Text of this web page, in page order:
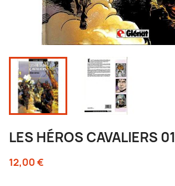
LES HÉROS CAVALIERS 01
12,00 €